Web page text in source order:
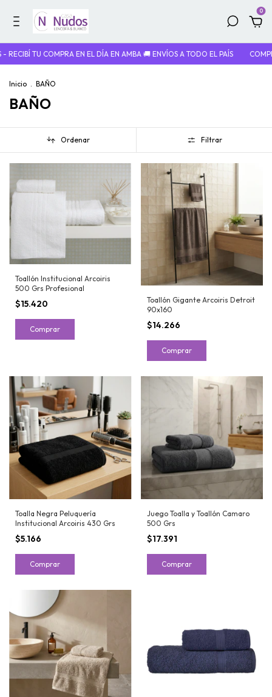
0
EN EL DÍA EN AMBA 🚚 ENVÍOS A TODO EL PAÍS COMPRA
Inicio . BAÑO
BAÑO
Ordenar Filtrar
Toallón Institucional Arcoiris
500 Grs Profesional
$15.420
Comprar
Toallón Gigante Arcoiris Detroit
90x160
$14.266
Comprar
Toalla Negra Peluquería
Institucional Arcoiris 430 Grs
$5.166
Comprar
Juego Toalla y Toallón Camaro
500 Grs
$17.391
Comprar